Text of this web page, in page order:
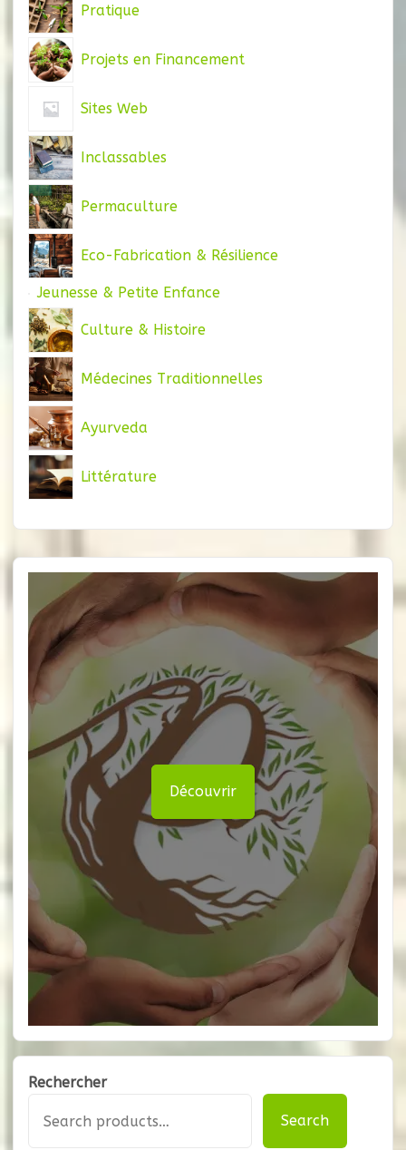
Pratique
Projets en Financement
Sites Web
Inclassables
Permaculture
Eco-Fabrication & Résilience
Jeunesse & Petite Enfance
Culture & Histoire
Médecines Traditionnelles
Ayurveda
Littérature
Découvrir
Rechercher
Search